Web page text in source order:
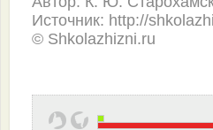
Источник: http://
© Shkolazhizni.ru